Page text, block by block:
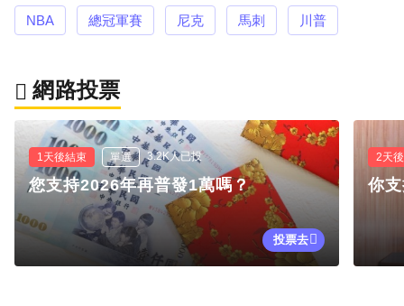
NBA 總冠軍賽 尼克 馬刺 川普
網路投票
1天後結束 單選 3.2K人已投
您支持2026年再普發1萬嗎？
投票去
2天
你